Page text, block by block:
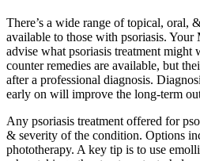
There’s a wide range of topical, oral,
available to those with psoriasis.
advise what psoriasis treatment
counter remedies are available, but
after a professional diagnosis.
early on will improve the long-term
Any psoriasis treatment offered for
& severity of the condition. Options
phototherapy. A key tip is to use